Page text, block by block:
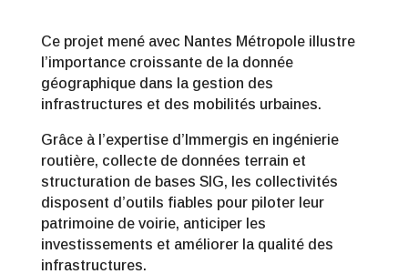
Ce projet mené avec Nantes Métropole illustre
l’importance croissante de la donnée
géographique dans la gestion des
infrastructures et des mobilités urbaines.
Grâce à l’expertise d’Immergis en ingénierie
routière, collecte de données terrain et
structuration de bases SIG, les collectivités
disposent d’outils fiables pour piloter leur
patrimoine de voirie, anticiper les
investissements et améliorer la qualité des
infrastructures.